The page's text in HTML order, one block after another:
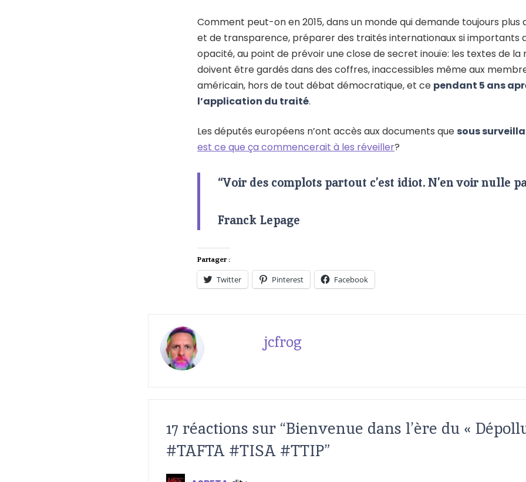
Comment peut-on en 2015, dans un monde qui demande toujours
et de transparence, préparer des traités internationaux si importants
opacité, au point de prévoir une close de secret inouïe: les textes de la
doivent être gardés dans des coffres, inaccessibles même aux
américain, hors de tout débat démocratique, et ce pendant 5 ans
l’application du traité.
Les députés européens n’ont accès aux documents que sous
est ce que ça commencerait à les réveiller?
“Voir des complots partout c’est idiot. N’en voir nulle
Franck Lepage
Partager :
Twitter Pinterest Facebook
jcfrog
17 réactions sur “Bienvenue dans l’ère du «
#TAFTA #TISA #TTIP”